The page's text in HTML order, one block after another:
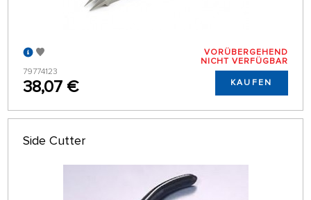
79774123
38,07 €
VORÜBERGEHEND
NICHT VERFÜGBAR
KAUFEN
Side Cutter